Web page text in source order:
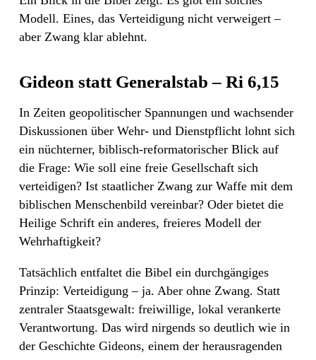
Modell. Eines, das Verteidigung nicht verweigert –
aber Zwang klar ablehnt.
Gideon statt Generalstab – Ri 6,15
In Zeiten geopolitischer Spannungen und wachsender
Diskussionen über Wehr- und Dienstpflicht lohnt sich
ein nüchterner, biblisch-reformatorischer Blick auf
die Frage: Wie soll eine freie Gesellschaft sich
verteidigen? Ist staatlicher Zwang zur Waffe mit dem
biblischen Menschenbild vereinbar? Oder bietet die
Heilige Schrift ein anderes, freieres Modell der
Wehrhaftigkeit?
Tatsächlich entfaltet die Bibel ein durchgängiges
Prinzip: Verteidigung – ja. Aber ohne Zwang. Statt
zentraler Staatsgewalt: freiwillige, lokal verankerte
Verantwortung. Das wird nirgends so deutlich wie in
der Geschichte Gideons, einem der herausragenden